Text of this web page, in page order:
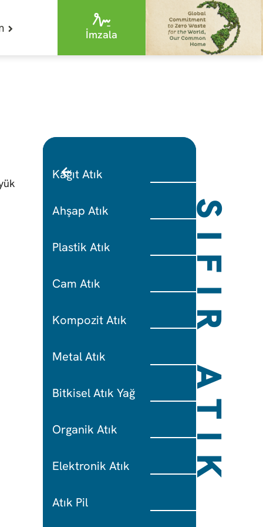
İmzala
SIFIR ATIK
Kağıt Atık
Ahşap Atık
Plastik Atık
Cam Atık
Kompozit Atık
Metal Atık
Bitkisel Atık Yağ
Organik Atık
Elektronik Atık
Atık Pil